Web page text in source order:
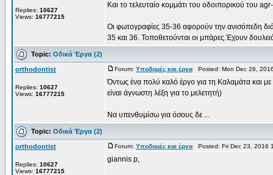
Replies: 10627
Views: 16777215
Και το τελευταίο κομμάτι του οδοιπορικού του
Οι φωτογραφίες 35-36 αφορούν την ανισόπεδη
35 και 36. Τοποθετούνται οι μπάρες.Έχουν
Topic: Οδικά Έργα (2)
orthodontist
Replies: 10627
Views: 16777215
Forum: Υποδομές και έργα Posted: Mon Dec 26,
Όντως ένα πολύ καλό έργο για τη Καλαμάτα και
είναι άγνωστη λέξη για το μελετητή)
Να υπενθυμίσω για όσους δε ...
Topic: Οδικά Έργα (2)
orthodontist
Replies: 10627
Views: 16777215
Forum: Υποδομές και έργα Posted: Fri Dec 23, 2016
giannis p,